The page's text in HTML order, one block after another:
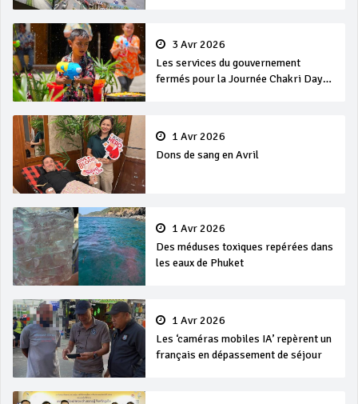
3 Avr 2026
Les services du gouvernement
fermés pour la Journée Chakri Day
1 Avr 2026
Dons de sang en Avril
1 Avr 2026
Des méduses toxiques repérées dans
les eaux de Phuket
1 Avr 2026
Les ‘caméras mobiles IA’ repèrent un
français en dépassement de séjour